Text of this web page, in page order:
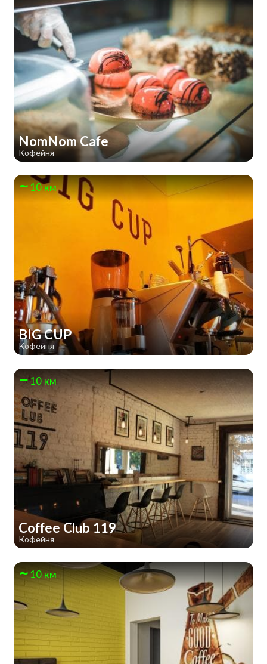
NomNom Cafe
Кофейня
10 км
BIG CUP
Кофейня
10 км
Coffee Club 119
Кофейня
10 км